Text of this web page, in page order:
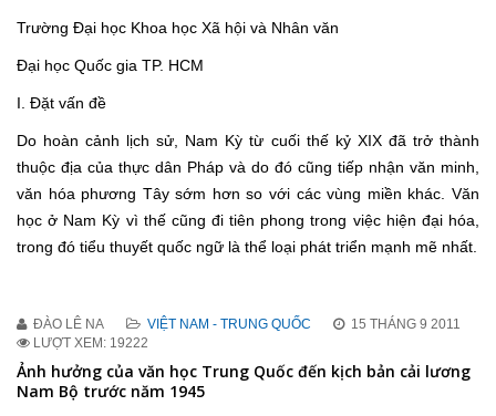
Trường Đại học Khoa học Xã hội và Nhân văn
Đại học Quốc gia TP. HCM
I. Đặt vấn đề
Do hoàn cảnh lịch sử, Nam Kỳ từ cuối thế kỷ XIX đã trở thành
thuộc địa của thực dân Pháp và do đó cũng tiếp nhận văn minh,
văn hóa phương Tây sớm hơn so với các vùng miền khác. Văn
học ở Nam Kỳ vì thế cũng đi tiên phong trong việc hiện đại hóa,
trong đó tiểu thuyết quốc ngữ là thể loại phát triển mạnh mẽ nhất.
ĐÀO LÊ NA VIỆT NAM - TRUNG QUỐC
15 THÁNG 9 2011
LƯỢT XEM: 19222
Ảnh hưởng của văn học Trung Quốc đến kịch bản cải lương
Nam Bộ trước năm 1945